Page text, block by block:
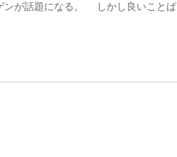
ンが話題になる。 しかし良いことば